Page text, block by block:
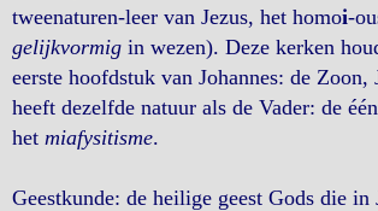
tweenaturen-leer van Jezus, het homoi-
gelijkvormig in wezen). Deze kerken
eerste hoofdstuk van Johannes: de Zoon,
heeft dezelfde natuur als de Vader: de
het miafysitisme.
Geestkunde: de heilige geest Gods die in